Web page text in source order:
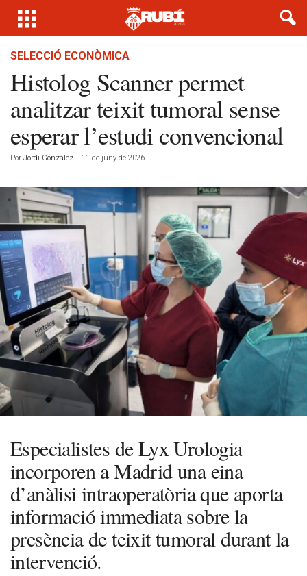
SELECCIÓ ECONÒMICA
Histolog Scanner permet
analitzar teixit tumoral sense
esperar l’estudi convencional
Por Jordi González - 11 de juny de 2026
Especialistes de Lyx Urologia
incorporen a Madrid una eina
d’anàlisi intraoperatòria que aporta
informació immediata sobre la
presència de teixit tumoral durant la
intervenció.